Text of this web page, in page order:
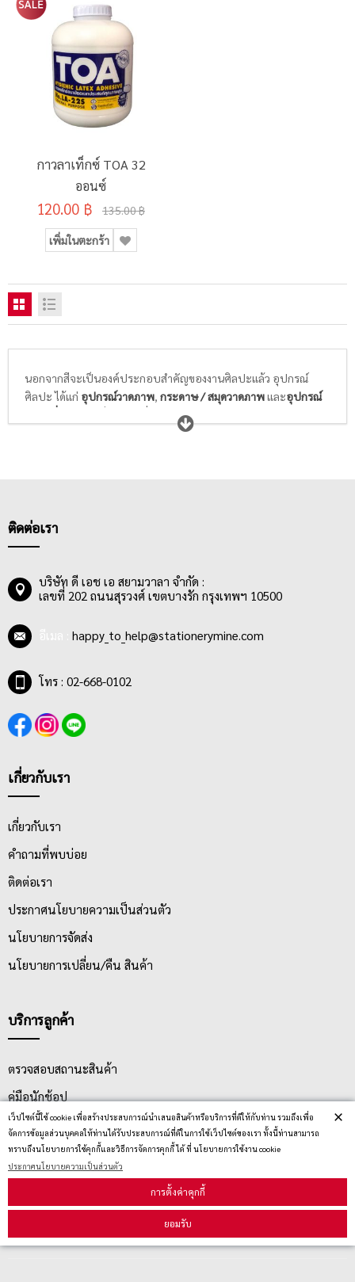
เว็ปไซต์นี้ใช้ cookie เพื่อสร้างประสบการณ์นำเสนอสินค้าหรือบริการที่ดีให้กับท่าน รวมถึงเพื่อ
จัดการข้อมูลส่วนบุคคลให้ท่านได้รับประสบการณ์ที่ดีในการใช้เว็ปไซต์ของเรา ทั้งนี้ท่านสามารถ
ทราบถึงนโยบายการใช้คุกกี้และวิธีการจัดการคุกกี้ ได้ ที่ นโยบายการใช้งาน cookie
ประกาศนโยบายความเป็นส่วนตัว
การตั้งค่าคุกกี้
ยอมรับ
×
กาวลาเท็กซ์ TOA 32
ออนซ์
120.00 ฿ 135.00 ฿
เพิ่มในตะกร้า
นอกจากสีจะเป็นองค์ประกอบสำคัญของงานศิลปะแล้ว อุปกรณ์
ศิลปะ ได้แก่ อุปกรณ์วาดภาพ, กระดาษ / สมุดวาดภาพและอุปกรณ์
ก็เป็นสิ่งจำเป็นที่นักเรียนนักศึกษาวิชาศิลปะ และศิลปิน
ทุกท่านให้ความสำคัญในการเลือกซื้อ พู่กันที่ดีจะต้องอ่อนนุ่ม ไม่แข็ง
ศิลปินต้องการ
ติดต่อเรา
บริษัท ดี เอช เอ สยามวาลา จำกัด :
เลขที่ 202 ถนนสุรวงศ์ เขตบางรัก กรุงเทพฯ 10500
happy_to_help@stationerymine.com
โทร : 02-668-0102
เกี่ยวกับเรา
เกี่ยวกับเรา
คำถามที่พบบ่อย
ติดต่อเรา
ประกาศนโยบายความเป็นส่วนตัว
นโยบายการจัดส่ง
นโยบายการเปลี่ยน/คืน สินค้า
บริการลูกค้า
ตรวจสอบสถานะสินค้า
คู่มือนักช้อป
วิธีลบคุกกี้
สมัครรับข่าวสาร
รับข่าวสาร